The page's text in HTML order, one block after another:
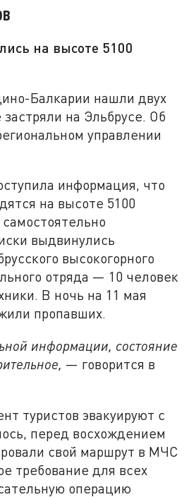
на высоте 5100
Балкарии нашли двух
на Эльбрусе. Об
управлении
информация, что
на высоте 5100
выдвинулись
высокогорного
отряда — 10 человек
В ночь на 11 мая
пропавших.
информации, состояние
— говорится в
туристов эвакуируют с
перед восхождением
свой маршрут в МЧС
требование для всех
операцию